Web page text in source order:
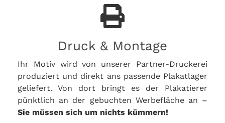
Druck & Montage
Ihr Motiv wird von unserer Partner-Druckerei
produziert und direkt ans passende Plakatlager
geliefert. Von dort bringt es der Plakatierer
pünktlich an der gebuchten Werbefläche an –
Sie müssen sich um nichts kümmern!